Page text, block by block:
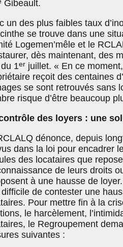
Gibeault.
un des plus faibles taux
se trouve dans une
Logemen’mêle et le
dès maintenant, des
1erjuillet. « En ce
reçoit des centaines
se sont retrouvés sans
risque d’être beaucoup
des loyers : une
dénonce, depuis
dans la loi pour encadrer
des locataires que
de leurs droits
à une hausse de
de contester une
Pour mettre fin à la
le harcèlement,
le Regroupement
suivantes :